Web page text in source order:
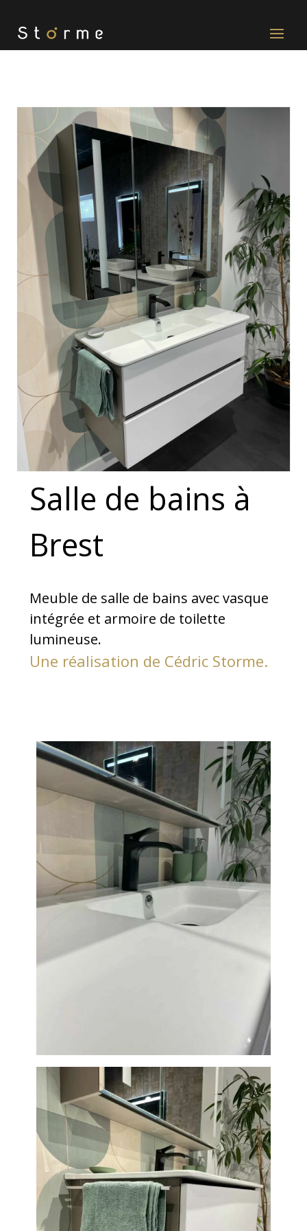
Salle de bains à
Brest
Meuble de salle de bains avec vasque
intégrée et armoire de toilette
lumineuse.
Une réalisation de Cédric Storme.